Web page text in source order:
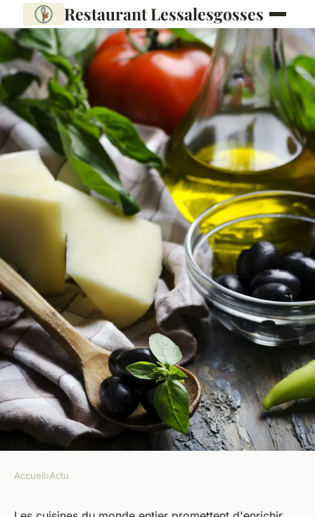
Restaurant Lessalesgosses
Accueil›Actu